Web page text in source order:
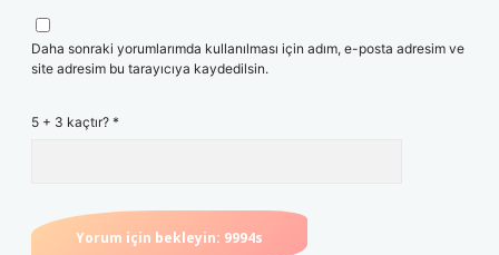
Daha sonraki yorumlarımda kullanılması için adım, e-posta adresim ve
site adresim bu tarayıcıya kaydedilsin.
5 + 3 kaçtır? *